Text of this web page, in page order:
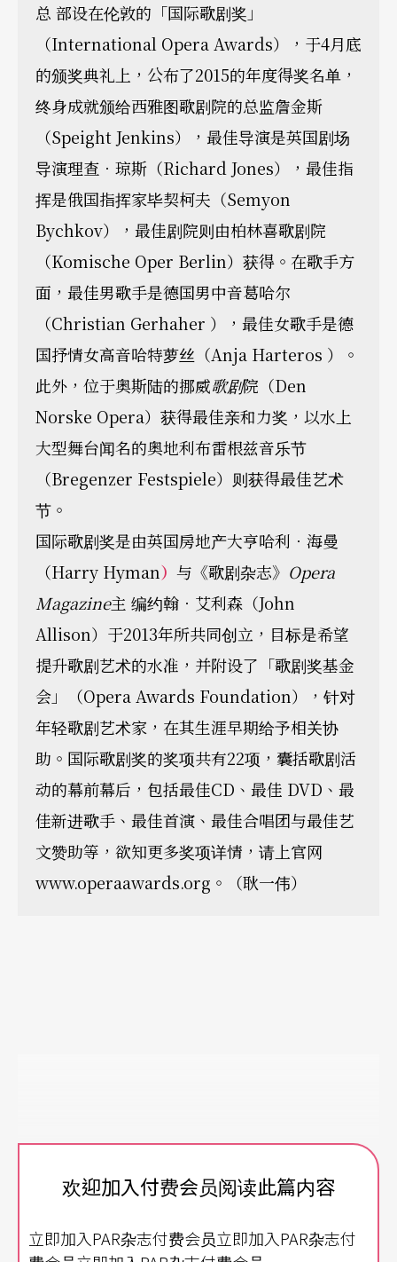
总 部设在伦敦的「国际歌剧奖」
（International Opera Awards），于4月底
的颁奖典礼上，公布了2015的年度得奖名单，
终身成就颁给西雅图歌剧院的总监詹金斯
（Speight Jenkins），最佳导演是英国剧场
导演理查．琼斯（Richard Jones），最佳指
挥是俄国指挥家毕契柯夫（Semyon
Bychkov），最佳剧院则由柏林喜歌剧院
（Komische Oper Berlin）获得。在歌手方
面，最佳男歌手是德国男中音葛哈尔
（Christian Gerhaher ），最佳女歌手是德
国抒情女高音哈特萝丝（Anja Harteros ）。
此外，位于奥斯陆的挪威歌剧院（Den
Norske Opera）获得最佳亲和力奖，以水上
大型舞台闻名的奥地利布雷根兹音乐节
（Bregenzer Festspiele）则获得最佳艺术
节。
国际歌剧奖是由英国房地产大亨哈利．海曼
（Harry Hyman） 与《歌剧杂志》 Opera
Magazine主 编约翰．艾利森（John
Allison）于2013年所共同创立，目标是希望
提升歌剧艺术的水准，并附设了「歌剧奖基金
会」（Opera Awards Foundation），针对
年轻歌剧艺术家，在其生涯早期给予相关协
助。国际歌剧奖的奖项共有22项，囊括歌剧活
动的幕前幕后，包括最佳CD、最佳 DVD、最
佳新进歌手、最佳首演、最佳合唱团与最佳艺
文赞助等，欲知更多奖项详情，请上官网
www.operaawards.org。（耿一伟）
欢迎加入付费会员阅读此篇内容
立即加入PAR杂志付费会员立即加入PAR杂志付